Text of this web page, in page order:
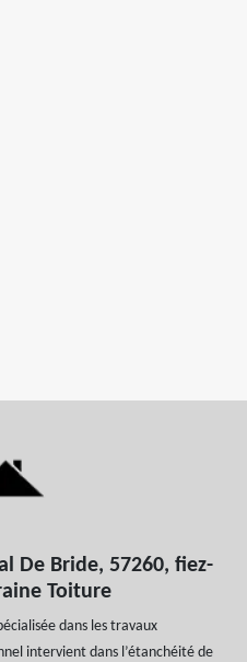
De Bride, 57260, fiez-
Toiture
dans les travaux
intervient dans l’étanchéité de